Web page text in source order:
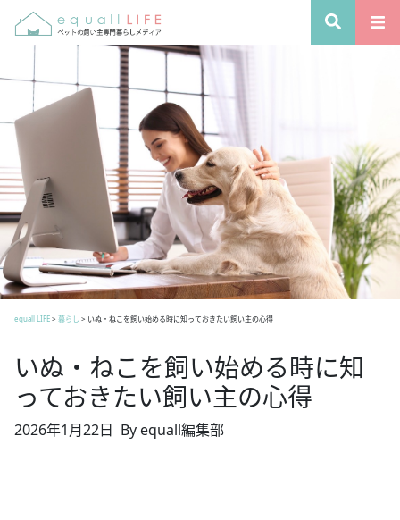
equall LIFE> 暮らし > いぬ・ねこを飼い始める時に知っておきたい飼い主の心得
いぬ・ねこを飼い始める時に知
っておきたい飼い主の心得
2026年1月22日 By equall編集部